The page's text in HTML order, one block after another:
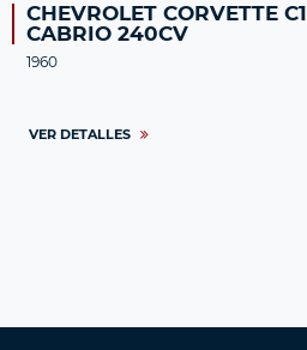
CHEVROLET CORVETTE C1
CABRIO 240CV
1960
VER DETALLES